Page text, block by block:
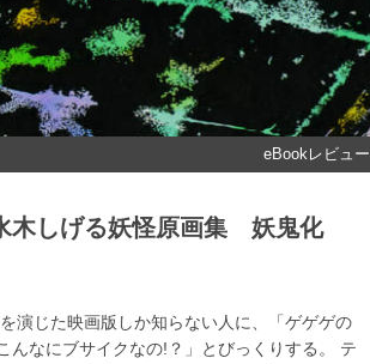
eBookレビュー
木しげる妖怪原画集 妖鬼化
演じた映画版しか知らない人に、「ゲゲゲの
んなにブサイクなの!？」とびっくりする。 テ